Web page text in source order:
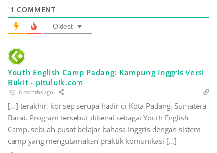
1 COMMENT
Oldest
Youth English Camp Padang: Kampung Inggris Versi
Bukit - pituluik.com
6 months ago
[…] terakhir, konsep serupa hadir di Kota Padang, Sumatera
Barat. Program tersebut dikenal sebagai Youth English
Camp, sebuah pusat belajar bahasa Inggris dengan sistem
camp yang mengutamakan praktik komunikasi […]